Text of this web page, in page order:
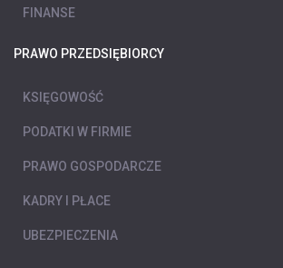
FINANSE
PRAWO PRZEDSIĘBIORCY
KSIĘGOWOŚĆ
PODATKI W FIRMIE
PRAWO GOSPODARCZE
KADRY I PŁACE
UBEZPIECZENIA